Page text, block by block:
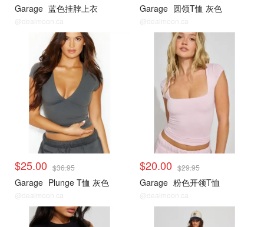
Garage 蓝色挂脖上衣
@dealmoon.ca
Garage 圆领T恤 灰色
@dealmoon.ca
$25.00 $36.95
Garage Plunge T恤 灰色
@dealmoon.ca
$20.00 $29.95
Garage 粉色开领T恤
@dealmoon.ca
小编推荐